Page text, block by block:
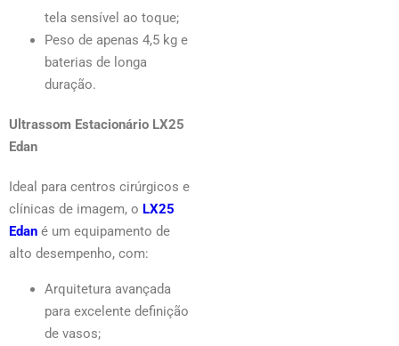
tela sensível ao toque;
Peso de apenas 4,5 kg e
baterias de longa
duração.
Ultrassom Estacionário LX25
Edan
Ideal para centros cirúrgicos e
clínicas de imagem, o LX25
Edan é um equipamento de
alto desempenho, com:
Arquitetura avançada
para excelente definição
de vasos;